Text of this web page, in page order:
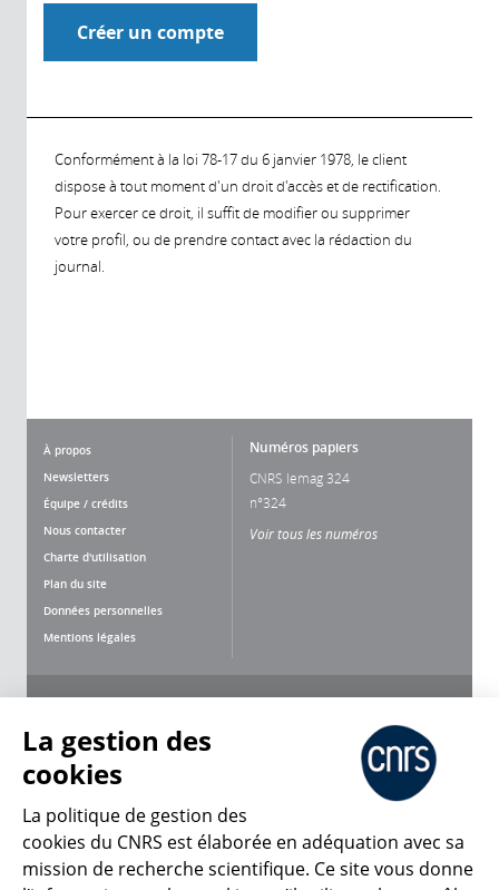
Conformément à la loi 78-17 du 6 janvier 1978, le client
dispose à tout moment d'un droit d'accès et de rectification.
Pour exercer ce droit, il suffit de modifier ou supprimer
votre profil, ou de prendre contact avec la rédaction du
journal.
À propos
Newsletters
Équipe / crédits
Nous contacter
Charte d'utilisation
Plan du site
Données personnelles
Mentions légales
Numéros papiers
CNRS lemag 324
n°324
Voir tous les numéros
CNRS Le Mag
La gestion des
cookies
La politique de gestion des
cookies du CNRS est élaborée en adéquation avec sa
mission de recherche scientifique. Ce site vous donne